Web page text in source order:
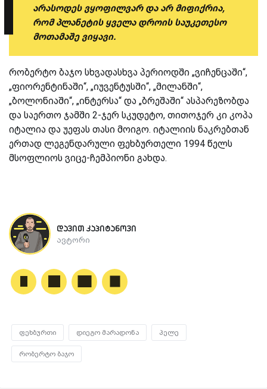
არასოდეს ვყოფილვარ და არ მიფიქრია,
რომ პლანეტის ყველა დროის საუკეთესო
მოთამაშე ვიყავი.
რობერტო ბაჯო სხვადასხვა პერიოდში „ვიჩენცაში“,
„ფიორენტინაში“, „იუვენტუსში“, „მილანში“,
„ბოლონიაში“, „ინტერსა“ და „ბრეშაში“ ასპარეზობდა
და საერთო ჯამში 2-ჯერ სკუდეტო, თითოჯერ კი კოპა
იტალია და უეფას თასი მოიგო. იტალიის ნაკრებთან
ერთად ლეგენდარული ფეხბურთელი 1994 წელს
მსოფლიოს ვიცე-ჩემპიონი გახდა.
დავით კაპიტანოვი
ავტორი
ფეხბურთი დიეგო მარადონა პელე
რობერტო ბაჯო